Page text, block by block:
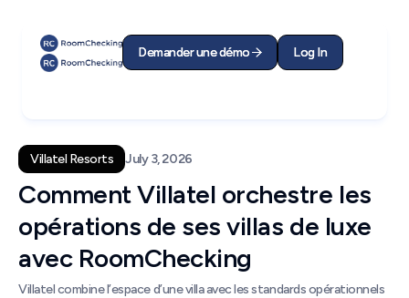
Demander une démo 
Demander une démo  Log In
Log In
Villatel Resorts July 3, 2026
Comment Villatel orchestre les
opérations de ses villas de luxe
avec RoomChecking
Villatel combine l’espace d’une villa avec les standards opérationnels